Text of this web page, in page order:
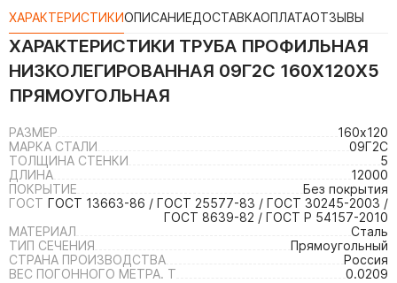
ХАРАКТЕРИСТИКИОПИСАНИЕДОСТАВКАОПЛАТАОТЗЫВЫ
ХАРАКТЕРИСТИКИ ТРУБА ПРОФИЛЬНАЯ
НИЗКОЛЕГИРОВАННАЯ 09Г2С 160Х120Х5
ПРЯМОУГОЛЬНАЯ
РАЗМЕР
160х120
МАРКА СТАЛИ
09Г2С
ТОЛЩИНА СТЕНКИ
5
ДЛИНА
12000
ПОКРЫТИЕ
Без покрытия
ГОСТ ГОСТ 13663-86 / ГОСТ 25577-83 / ГОСТ 30245-2003 /
ГОСТ 8639-82 / ГОСТ Р 54157-2010
МАТЕРИАЛ
Сталь
ТИП СЕЧЕНИЯ
Прямоугольный
СТРАНА ПРОИЗВОДСТВА
Россия
ВЕС ПОГОННОГО МЕТРА. Т
0.0209